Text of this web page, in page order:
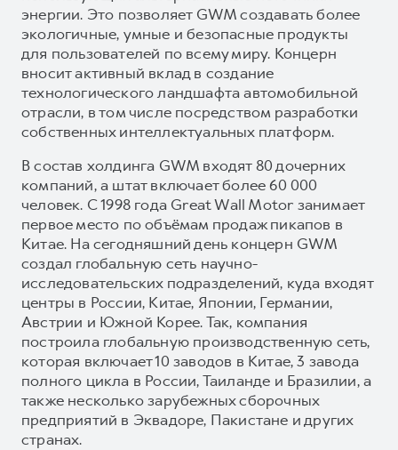
энергии. Это позволяет GWM создавать более
экологичные, умные и безопасные продукты
для пользователей по всему миру. Концерн
вносит активный вклад в создание
технологического ландшафта автомобильной
отрасли, в том числе посредством разработки
собственных интеллектуальных платформ.
В состав холдинга GWM входят 80 дочерних
компаний, а штат включает более 60 000
человек. С 1998 года Great Wall Motor занимает
первое место по объёмам продаж пикапов в
Китае. На сегодняшний день концерн GWM
создал глобальную сеть научно-
исследовательских подразделений, куда входят
центры в России, Китае, Японии, Германии,
Австрии и Южной Корее. Так, компания
построила глобальную производственную сеть,
которая включает 10 заводов в Китае, 3 завода
полного цикла в России, Таиланде и Бразилии, а
также несколько зарубежных сборочных
предприятий в Эквадоре, Пакистане и других
странах.